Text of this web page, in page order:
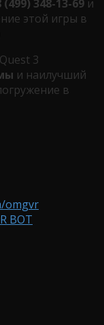
(499) 348-13-69 и
этой игры в
3
и наилучший
в
omgvr
BOT